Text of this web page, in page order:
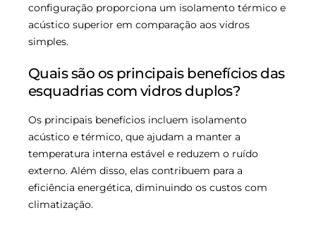
configuração proporciona um isolamento térmico e
acústico superior em comparação aos vidros
simples.
Quais são os principais benefícios das
esquadrias com vidros duplos?
Os principais benefícios incluem isolamento
acústico e térmico, que ajudam a manter a
temperatura interna estável e reduzem o ruído
externo. Além disso, elas contribuem para a
eficiência energética, diminuindo os custos com
climatização.